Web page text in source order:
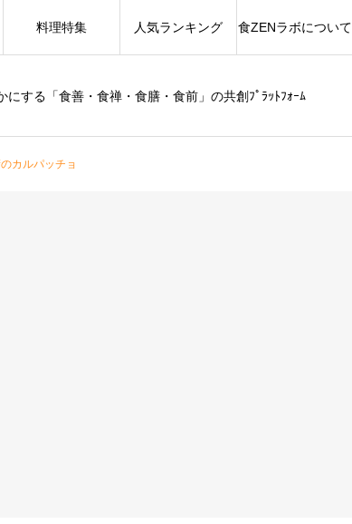
する「食善・食禅・食膳・食前」の共創ﾌﾟﾗｯﾄﾌｫｰﾑ
料理特集 人気ランキング 食ZENラボについて
カルパッチョ